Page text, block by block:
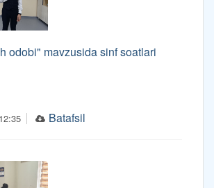
odobi" mavzusida sinf soatlari
Batafsil